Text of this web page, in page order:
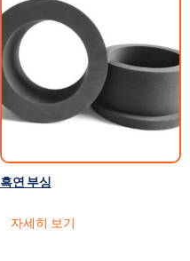
흑연 부싱
자세히 보기